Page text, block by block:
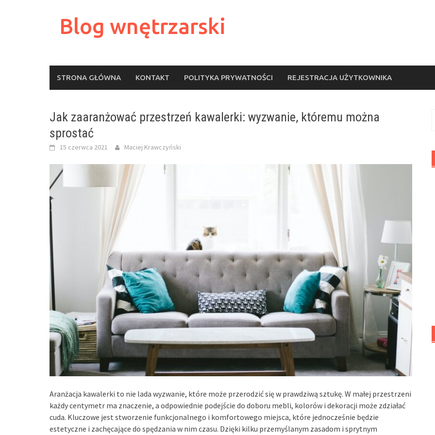
Blog wnętrzarski
STRONA GŁÓWNA KONTAKT POLITYKA PRYWATNOŚCI REJESTRACJA UŻYTKOWNIKA
Jak zaaranżować przestrzeń kawalerki: wyzwanie, któremu można
sprostać
15 czerwca 2021 Maciej Krawczyński
Aranżacja kawalerki to nie lada wyzwanie, które może przerodzić się w prawdziwą sztukę. W małej przestrzeni
każdy centymetr ma znaczenie, a odpowiednie podejście do doboru mebli, kolorów i dekoracji może zdziałać
cuda. Kluczowe jest stworzenie funkcjonalnego i komfortowego miejsca, które jednocześnie będzie
estetyczne i zachęcające do spędzania w nim czasu. Dzięki kilku przemyślanym zasadom i sprytnym